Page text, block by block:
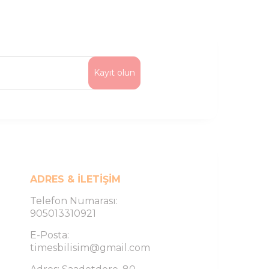
Kayıt olun
ADRES & İLETIŞIM
Telefon Numarası:
905013310921
E-Posta:
timesbilisim@gmail.com